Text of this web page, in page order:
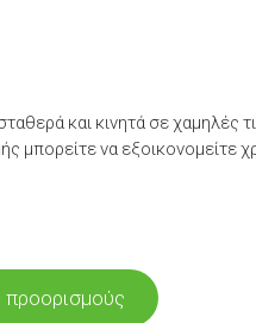
και κινητά σε χαμηλές
να εξοικονομείτε
προορισμούς